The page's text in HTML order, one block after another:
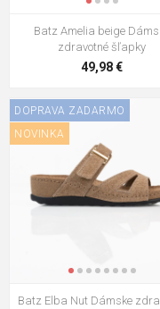
Batz
Batz
Batz
Batz Amelia beige
zdravotné šľapky
49,98 €
DOPRAVA ZADARMO
NOVINKA
Batz Elba Nut Dámske